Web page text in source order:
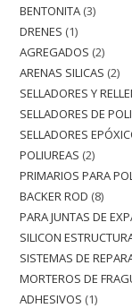
BENTONITA 3
DRENES 1
AGREGADOS 2
ARENAS SILICAS 2
SELLADORES Y
SELLADORES DE
SELLADORES
POLIUREAS 2
PRIMARIOS PARA
BACKER ROD 8
PARA JUNTAS DE
SILICON
SISTEMAS DE
MORTEROS DE
ADHESIVOS 1